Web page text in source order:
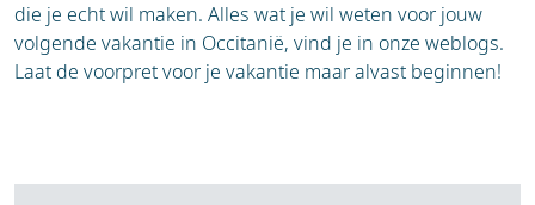
die je echt wil maken. Alles wat je wil weten voor jouw
volgende vakantie in Occitanië, vind je in onze weblogs.
Laat de voorpret voor je vakantie maar alvast beginnen!